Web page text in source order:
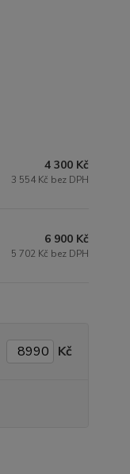
4 300 Kč
3 554 Kč bez DPH
6 900 Kč
5 702 Kč bez DPH
Kč